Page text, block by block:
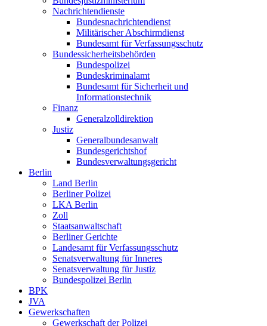
Nachrichtendienste
Bundesnachrichtendienst
Militärischer Abschirmdienst
Bundesamt für Verfassungsschutz
Bundessicherheitsbehörden
Bundespolizei
Bundeskriminalamt
Bundesamt für Sicherheit und
Informationstechnik
Finanz
Generalzolldirektion
Justiz
Generalbundesanwalt
Bundesgerichtshof
Bundesverwaltungsgericht
Berlin
Land Berlin
Berliner Polizei
LKA Berlin
Zoll
Staatsanwaltschaft
Berliner Gerichte
Landesamt für Verfassungsschutz
Senatsverwaltung für Inneres
Senatsverwaltung für Justiz
Bundespolizei Berlin
BPK
JVA
Gewerkschaften
Gewerkschaft der Polizei